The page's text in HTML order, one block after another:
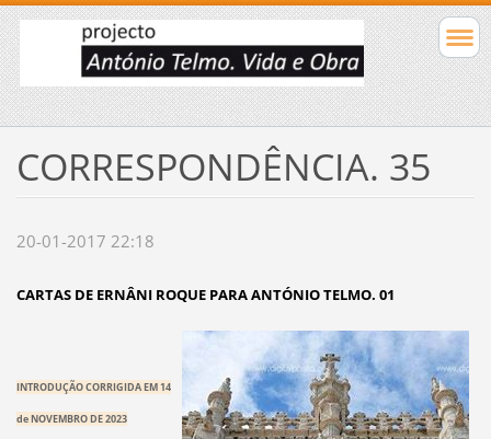
CORRESPONDÊNCIA. 35
20-01-2017 22:18
CARTAS DE ERNÂNI ROQUE PARA ANTÓNIO TELMO. 01
INTRODUÇÃO CORRIGIDA EM 14
de NOVEMBRO DE 2023